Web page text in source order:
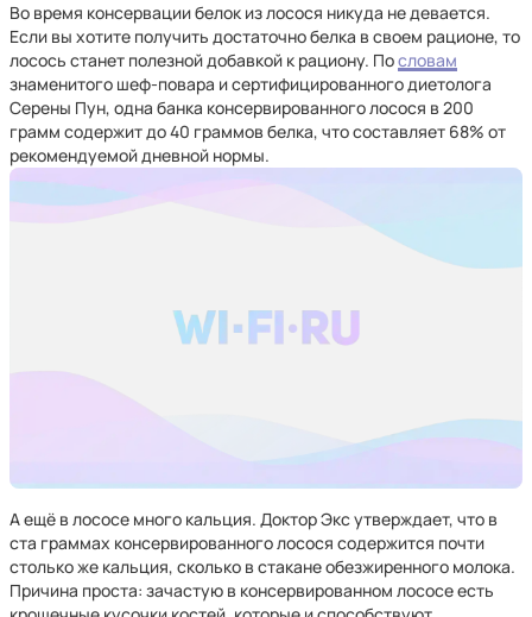
Во время консервации белок из лосося никуда не девается.
Если вы хотите получить достаточно белка в своем рационе, то
лосось станет полезной добавкой к рациону. Пословам
знаменитого шеф-повара и сертифицированного диетолога
Серены Пун, одна банка консервированного лосося в 200
грамм содержит до 40 граммов белка, что составляет 68% от
рекомендуемой дневной нормы.
А ещё в лососе много кальция. Доктор Экс утверждает, что в
ста граммах консервированного лосося содержится почти
столько же кальция, сколько в стакане обезжиренного молока.
Причина проста: зачастую в консервированном лососе есть